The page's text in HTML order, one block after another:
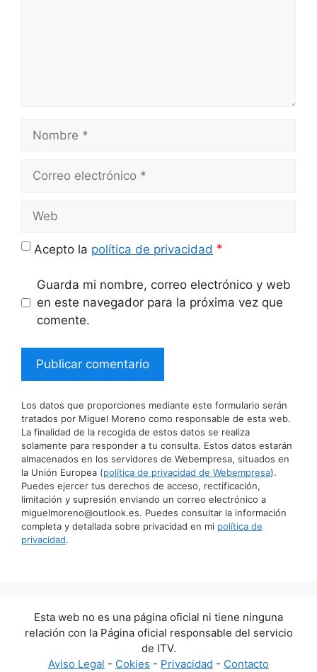
Nombre
Correo
Web
Acepto la política de privacidad *
Guarda mi nombre, correo electrónico y web
en este navegador para la próxima vez que
comente.
Los datos que proporciones mediante este formulario serán
tratados por Miguel Moreno como responsable de esta web.
La finalidad de la recogida de estos datos se realiza
solamente para responder a tu consulta. Estos datos estarán
almacenados en los servidores de Webempresa, situados en
la Unión Europea (política de privacidad de Webempresa).
Puedes ejercer tus derechos de acceso, rectificación,
limitación y supresión enviando un correo electrónico a
miguelmoreno@outlook.es. Puedes consultar la información
completa y detallada sobre privacidad en mi política de
privacidad.
Esta web no es una página oficial ni tiene ninguna
relación con la Página oficial responsable del servicio
de ITV.
Aviso Legal - Cokies - Privacidad - Contacto